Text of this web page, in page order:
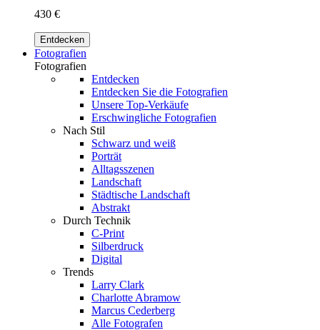
430 €
Entdecken
Fotografien
Fotografien
Entdecken
Entdecken Sie die Fotografien
Unsere Top-Verkäufe
Erschwingliche Fotografien
Nach Stil
Schwarz und weiß
Porträt
Alltagsszenen
Landschaft
Städtische Landschaft
Abstrakt
Durch Technik
C-Print
Silberdruck
Digital
Trends
Larry Clark
Charlotte Abramow
Marcus Cederberg
Alle Fotografen